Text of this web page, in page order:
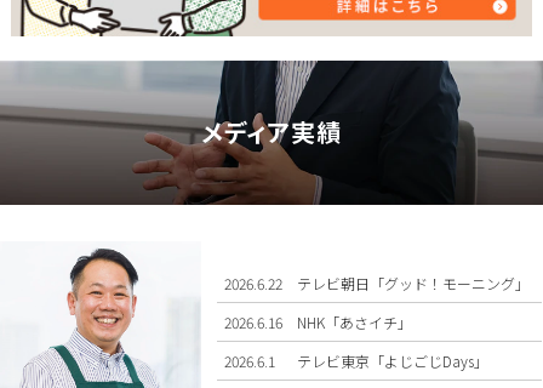
メディア実績
2026.6.22
テレビ朝日「グッド！モーニング」
2026.6.16
NHK「あさイチ」
2026.6.1
テレビ東京「よじごじDays」